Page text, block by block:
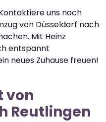
uns noch
von Düsseldorf nach
Mit Heinz
entspannt
neues Zuhause freuen!
von
Reutlingen